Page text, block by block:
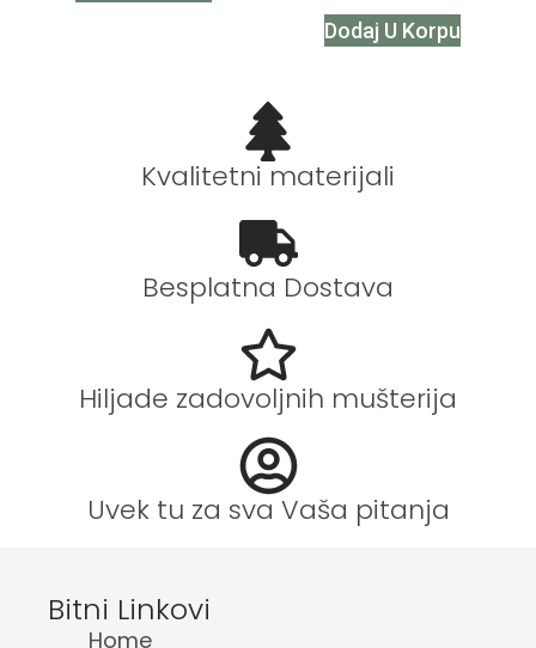
Dodaj U Korpu
Kvalitetni materijali
Besplatna Dostava
Hiljade zadovoljnih mušterija
Uvek tu za sva Vaša pitanja
Bitni Linkovi
Home